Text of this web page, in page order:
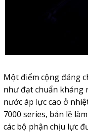
Một điểm cộng đáng
như đạt chuẩn kháng
nước áp lực cao ở
7000 series, bản lề
các bộ phận chịu lực